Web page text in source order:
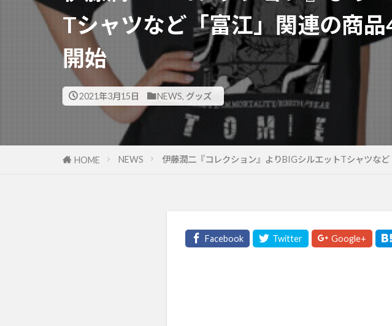
Tシャツなど「富江」関連の商
開始
2021年3月15日 NEWS, グッズ
HOME NEWS 伊藤潤二『コレクション』よりBIGシルエットTシャツな